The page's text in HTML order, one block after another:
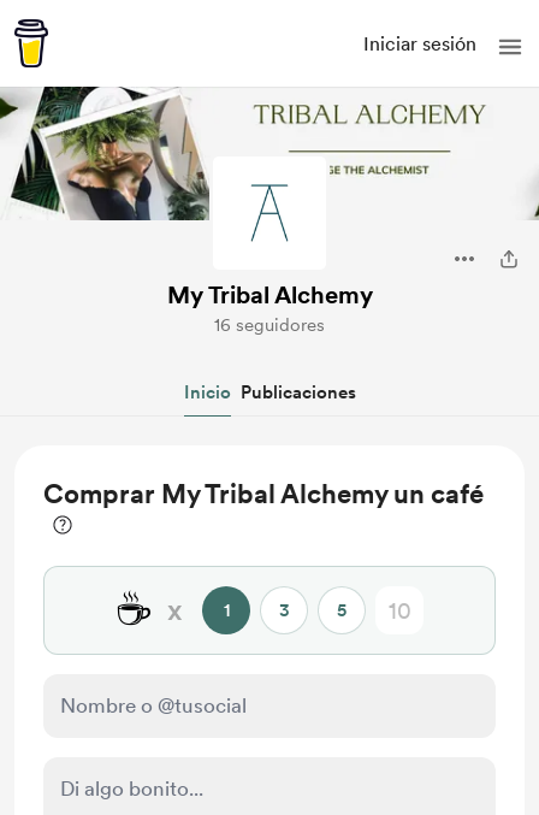
Iniciar sesión
My Tribal Alchemy
16 seguidores
Inicio Publicaciones
Comprar My Tribal Alchemy un café
☕ x 1 3 5